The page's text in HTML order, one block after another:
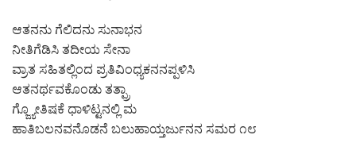
ಆತನನು ಗೆಲಿದನು ಸುನಾಭನ
ನೀತಿಗೆಡಿಸಿ ತದೀಯ ಸೇನಾ
ವ್ರಾತ ಸಹಿತಲ್ಲಿಂದ ಪ್ರತಿವಿಂಧ್ಯಕನನಪ್ಪಳಿಸಿ
ಆತನರ್ಥವಕೊಂಡು ತತ್ಪ್ರಾ
ಗ್ಜ್ಯೋತಿಷಕೆ ಧಾಳಿಟ್ಟನಲ್ಲಿ ಮ
ಹಾತಿಬಲನವನೊಡನೆ ಬಲುಹಾಯ್ತರ್ಜುನನ ಸಮರ ೧೮